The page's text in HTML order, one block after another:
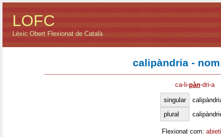
LOFC
Lèxic Obert Flexionat de Català
calipàndria -
ca· li·pàn·dri·a
singular
plural
Flexionat com: